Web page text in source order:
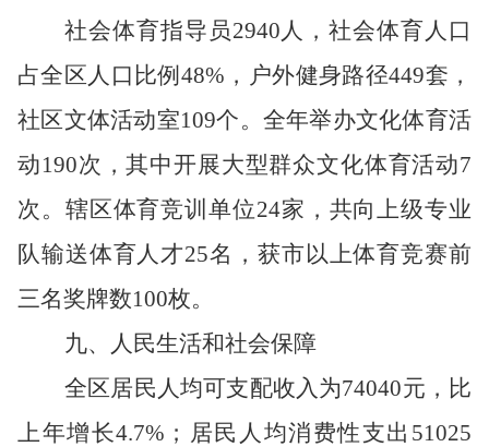
社会体育指导员2940人，社会体育人口
占全区人口比例 48% ，户外健身路径449套，
社区文体活动室109个。全年举办文化体育活
动190次，其中开展大型群众文化体育活动7
次。辖区体育竞训单位24家，共向上级专业
队输送体育人才25名，获市以上体育竞赛前
三名奖牌数100枚。
九、人民生活和社会保障
全区居民人均可支配收入为74040元，比
上年增长4.7% ； 居民人均消费性支出 51025